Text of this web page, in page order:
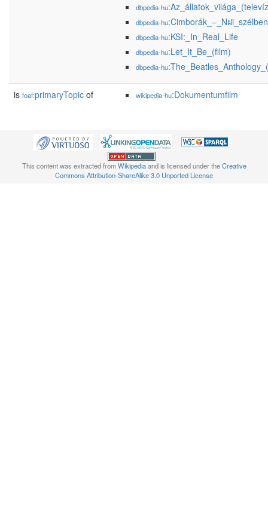
dbpedia-hu
dbpedia-hu:Cimborák_–_Nฝi_szélben
dbpedia-hu:KSI:_In_Real_Life
dbpedia-hu:Let_It_Be_(film)
dbpedia-hu
is foaf:primaryTopic of wikipedia-hu:Dokumentumfilm
This content was extracted fromWikipediaand is licensed under theCreative
Commons Attribution-ShareAlike 3.0 Unported License